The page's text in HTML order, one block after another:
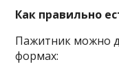
Как правильно
Пажитник можно
формах: